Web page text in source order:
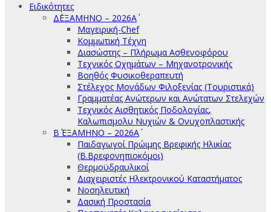
Ειδικότητες
Δ΄ΕΞΑΜΗΝΟ – 2026Α΄
Μαγειρική-Chef
Κομμωτική Τέχνη
Διασώστης – Πλήρωμα Ασθενοφόρου
Τεχνικός Οχημάτων – Μηχανοτρονικής
Βοηθός Φυσικοθεραπευτή
Στέλεχος Μονάδων Φιλοξενίας (Τουριστικά)
Γραμματέας Ανώτερων και Ανώτατων Στελεχών
Τεχνικός Αισθητικός Ποδολογίας,
Καλωπισμολυ Νυχιών & Ονυχοπλαστικής
Β΄ ΕΞΑΜΗΝΟ – 2026Α΄
Παιδαγωγοί Πρώιμης Βρεφικής Ηλικίας
(Β.Βρεφονηπιοκόμοι)
Θερμοϋδραυλικοί
Διαχειριστές Ηλεκτρονικού Καταστήματος
Νοσηλευτική
Δασική Προστασία